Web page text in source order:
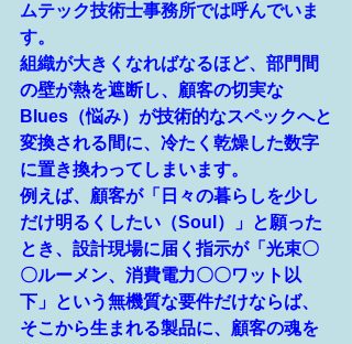
ムテック技術士事務所では呼んでいま
す。
組織が大きくなればなるほど、部門間
の壁が熱を遮断し、顧客の切実な
Blues（悩み）が技術的なスペックへと
変換される間に、冷たく乾燥した数字
に置き換わってしまいます。
例えば、顧客が「日々の暮らしを少し
だけ明るくしたい（Soul）」と願った
とき、設計現場に届く指示が「光束〇
〇ルーメン、消費電力〇〇ワット以
下」という無機質な要件だけならば、
そこから生まれる製品に、顧客の魂を